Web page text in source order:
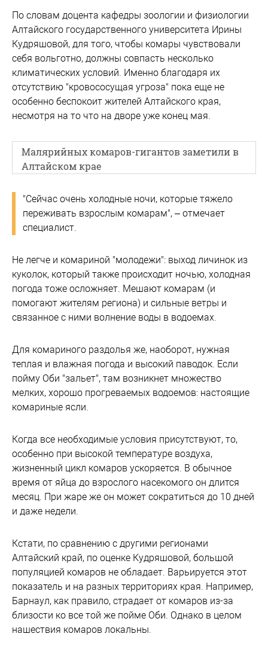
По словам доцента кафедры зоологии и физиологии
Алтайского государственного университета Ирины
Кудряшовой, для того, чтобы комары чувствовали
себя вольготно, должны совпасть несколько
климатических условий. Именно благодаря их
отсутствию "кровососущая угроза" пока еще не
особенно беспокоит жителей Алтайского края,
несмотря на то что на дворе уже конец мая.
Малярийных комаров-гигантов заметили в
Алтайском крае
"Сейчас очень холодные ночи, которые тяжело
переживать взрослым комарам", – отмечает
специалист.
Не легче и комариной "молодежи": выход личинок из
куколок, который также происходит ночью, холодная
погода тоже осложняет. Мешают комарам (и
помогают жителям региона) и сильные ветры и
связанное с ними волнение воды в водоемах.
Для комариного раздолья же, наоборот, нужная
теплая и влажная погода и высокий паводок. Если
пойму Оби "зальет", там возникнет множество
мелких, хорошо прогреваемых водоемов: настоящие
комариные ясли.
Когда все необходимые условия присутствуют, то,
особенно при высокой температуре воздуха,
жизненный цикл комаров ускоряется. В обычное
время от яйца до взрослого насекомого он длится
месяц. При жаре же он может сократиться до 10 дней
и даже недели.
Кстати, по сравнению с другими регионами
Алтайский край, по оценке Кудряшовой, большой
популяцией комаров не обладает. Варьируется этот
показатель и на разных территориях края. Например,
Барнаул, как правило, страдает от комаров из-за
близости ко все той же пойме Оби. Однако в целом
нашествия комаров локальны.